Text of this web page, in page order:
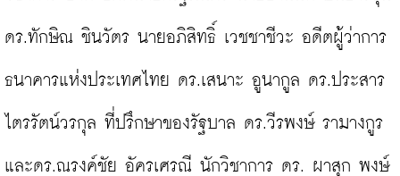
ดร.ทักษิณ ชินวัตร นายอภิสิทธิ์ เวชชาชีวะ อดีตผู้ว่าการ
ธนาคารแห่งประเทศไทย ดร.เสนาะ อูนากูล ดร.ประสาร
ไตรรัตน์วรกุล ที่ปรึกษาของรัฐบาล ดร.วีรพงษ์ รามางกูร
และดร.ณรงค์ชัย อัครเศรณี นักวิชาการ ดร. ผาสุก พงษ์